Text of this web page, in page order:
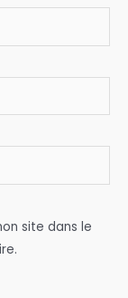
site dans le